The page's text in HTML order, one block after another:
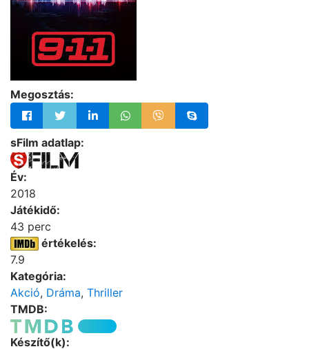
Megosztás:
sFilm adatlap:
Év:
2018
Játékidő:
43 perc
értékelés:
7.9
Kategória:
Akció, Dráma, Thriller
TMDB:
Készítő(k):